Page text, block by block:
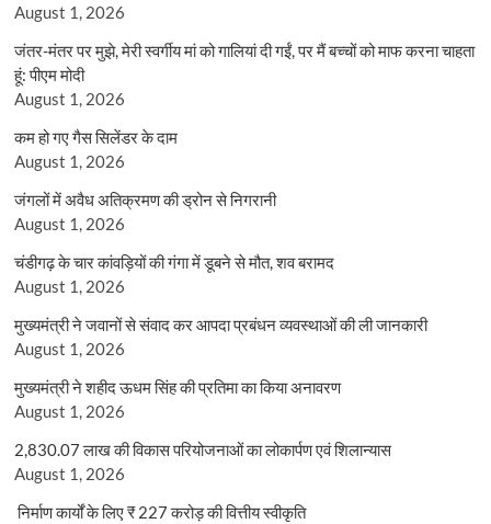
August 1, 2026
जंतर-मंतर पर मुझे, मेरी स्वर्गीय मां को गालियां दी गईं, पर मैं बच्चों को माफ करना चाहता
हूं: पीएम मोदी
August 1, 2026
कम हो गए गैस सिलेंडर के दाम
August 1, 2026
जंगलों में अवैध अतिक्रमण की ड्रोन से निगरानी
August 1, 2026
चंडीगढ़ के चार कांवड़ियों की गंगा में डूबने से मौत, शव बरामद
August 1, 2026
मुख्यमंत्री ने जवानों से संवाद कर आपदा प्रबंधन व्यवस्थाओं की ली जानकारी
August 1, 2026
मुख्यमंत्री ने शहीद ऊधम सिंह की प्रतिमा का किया अनावरण
August 1, 2026
2,830.07 लाख की विकास परियोजनाओं का लोकार्पण एवं शिलान्यास
August 1, 2026
निर्माण कार्यों के लिए ₹ 227 करोड़ की वित्तीय स्वीकृति